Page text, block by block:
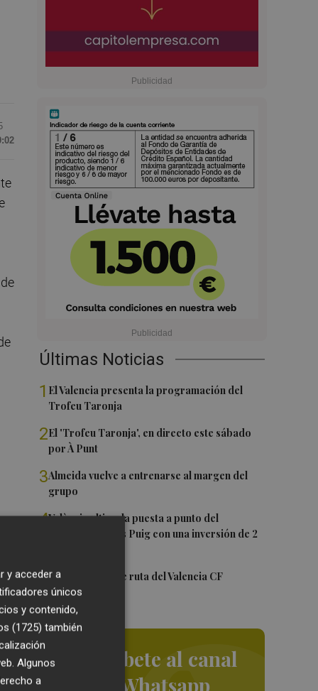
Últimas Noticias
1 El Valencia presenta la programación del
Trofeu Taronja
2El 'Trofeu Taronja', en directo este sábado
por À Punt
3Almeida vuelve a entrenarse al margen del
grupo
4València ultima la puesta a punto del
Velódromo Lluís Puig con una inversión de 2
5La nueva hoja de ruta del Valencia CF
Suscríbete al canal
de Whatsapp
y acceder a
únicos
y contenido,
(1725) también
Algunos
a